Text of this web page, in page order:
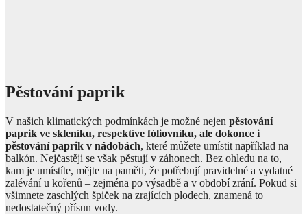
Pěstování paprik
V našich klimatických podmínkách je možné nejen pěstování
paprik ve skleníku, respektíve fóliovníku, ale dokonce i
pěstování paprik v nádobách, které můžete umístit například na
balkón. Nejčastěji se však pěstují v záhonech. Bez ohledu na to,
kam je umístíte, mějte na paměti, že potřebují pravidelné a vydatné
zalévání u kořenů – zejména po výsadbě a v období zrání. Pokud si
všimnete zaschlých špiček na zrajících plodech, znamená to
nedostatečný přísun vody.